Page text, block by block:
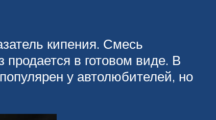
кипения. Смесь
продается в готовом виде. В
у автолюбителей, но